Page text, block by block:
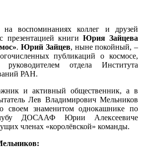
на воспоминаниях коллег и друзей
презентацией книги Юрия Зайцева
. Юрий Зайцев, ныне покойный, –
публикаций о космосе,
отдела Института
РАН.
и активный общественник, а в
Лев Владимирович Мельников
о своем знаменитом однокашнике по
ДОСААФ Юрии Алексеевиче
членах «королёвской» команды.